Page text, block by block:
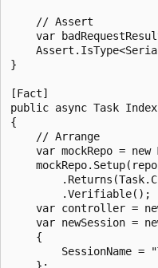
    // Assert
var
}
[Fact]
public async Task
{
    // Arrange
var mockRepo = new
        .Verifiable();
var controller =
var newSession =
    {
SessionName =
    };